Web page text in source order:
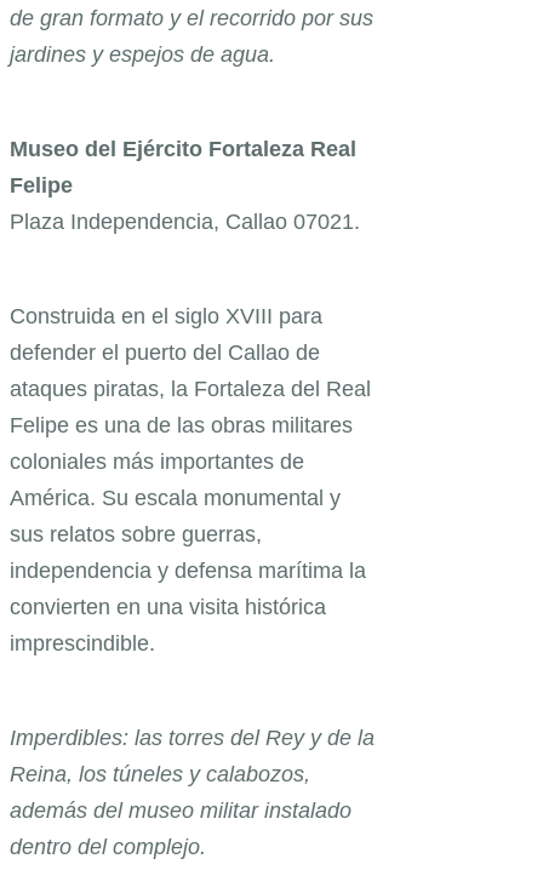
de gran formato y el recorrido por sus
jardines y espejos de agua.
Museo del Ejército Fortaleza Real
Felipe
Plaza Independencia, Callao 07021.
Construida en el siglo XVIII para
defender el puerto del Callao de
ataques piratas, la Fortaleza del Real
Felipe es una de las obras militares
coloniales más importantes de
América. Su escala monumental y
sus relatos sobre guerras,
independencia y defensa marítima la
convierten en una visita histórica
imprescindible.
Imperdibles: las torres del Rey y de la
Reina, los túneles y calabozos,
además del museo militar instalado
dentro del complejo.